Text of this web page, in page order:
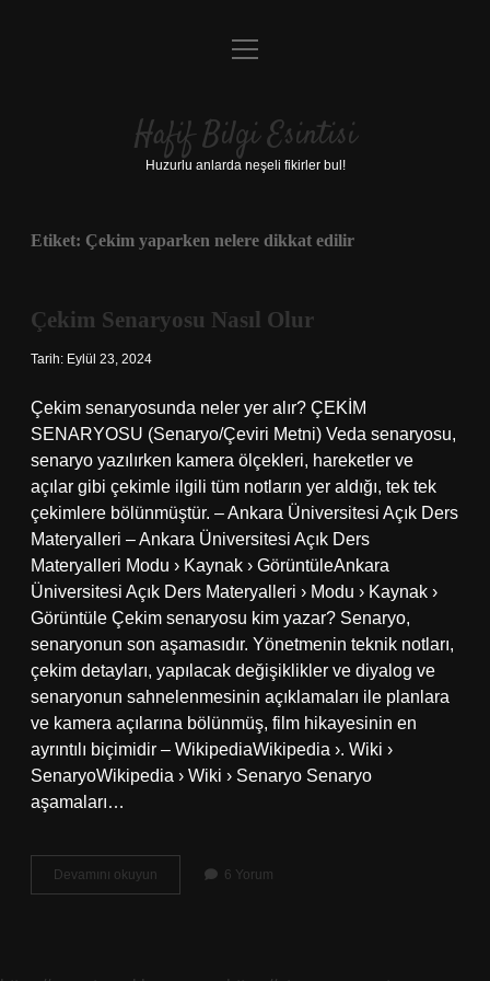
Anasayfa
Yasal Uyarı
menüyü
Hafif Bilgi Esintisi
Huzurlu anlarda neşeli fikirler bul!
Etiket: Çekim yaparken nelere dikkat edilir
Çekim Senaryosu Nasıl Olur
Tarih: Eylül 23, 2024
Çekim senaryosunda neler yer alır? ÇEKİM
SENARYOSU (Senaryo/Çeviri Metni) Veda senaryosu,
senaryo yazılırken kamera ölçekleri, hareketler ve
açılar gibi çekimle ilgili tüm notların yer aldığı, tek tek
çekimlere bölünmüştür. – Ankara Üniversitesi Açık Ders
Materyalleri – Ankara Üniversitesi Açık Ders
Materyalleri Modu › Kaynak › GörüntüleAnkara
Üniversitesi Açık Ders Materyalleri › Modu › Kaynak ›
Görüntüle Çekim senaryosu kim yazar? Senaryo,
senaryonun son aşamasıdır. Yönetmenin teknik notları,
çekim detayları, yapılacak değişiklikler ve diyalog ve
senaryonun sahnelenmesinin açıklamaları ile planlara
ve kamera açılarına bölünmüş, film hikayesinin en
ayrıntılı biçimidir – WikipediaWikipedia ›. Wiki ›
SenaryoWikipedia › Wiki › Senaryo Senaryo
aşamaları…
Devamını okuyun
Senaryosu
6 Yorum